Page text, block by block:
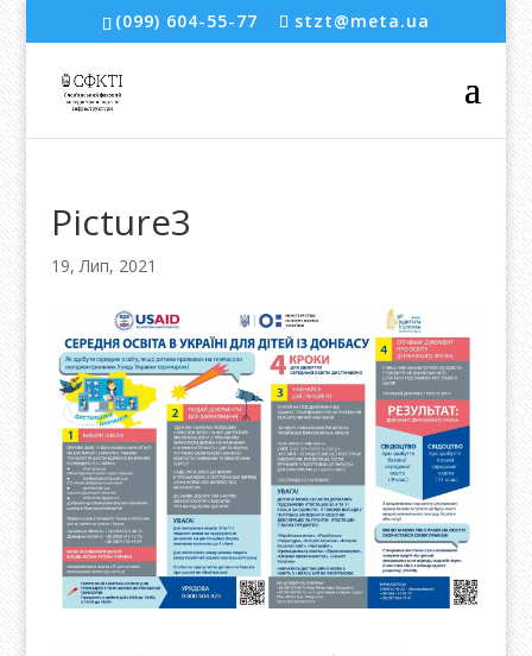
(099) 604-55-77 stzt@meta.ua
Picture3
19, Лип, 2021